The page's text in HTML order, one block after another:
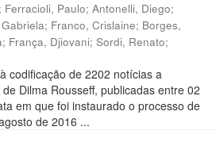
; Ferracioli, Paulo; Antonelli, Diego;
; Franco, Crislaine; Borges,
; França, Djiovani; Sordi, Renato;
codificação de 2202 notícias a
Dilma Rousseff, publicadas entre 02
em que foi instaurado o processo de
de 2016 ...